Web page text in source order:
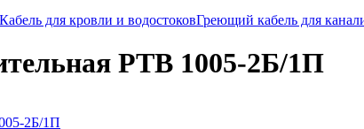
Кабель для кровли и водостоковГреющий кабель для
РТВ 1005-2Б/1П